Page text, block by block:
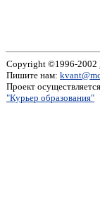
Copyright ©1996-2002
Пишите нам:
Проект
"Курьер образования"